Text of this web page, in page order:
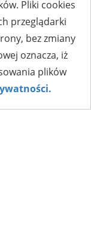
Pliki cookies
przeglądarki
bez zmiany
oznacza, iż
plików